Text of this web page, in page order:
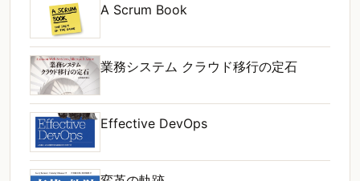
A Scrum Book
業務システム クラウド移行の定石
Effective DevOps